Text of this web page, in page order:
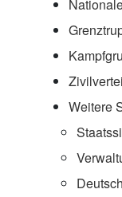
Weitere